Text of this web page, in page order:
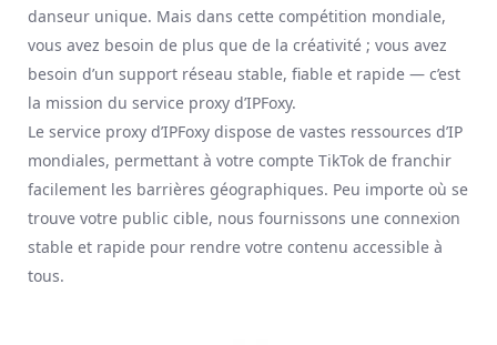
danseur unique. Mais dans cette compétition mondiale,
vous avez besoin de plus que de la créativité ; vous avez
besoin d’un support réseau stable, fiable et rapide — c’est
la mission du service proxy d’IPFoxy.
Le service proxy d’IPFoxy dispose de vastes ressources d’IP
mondiales, permettant à votre compte TikTok de franchir
facilement les barrières géographiques. Peu importe où se
trouve votre public cible, nous fournissons une connexion
stable et rapide pour rendre votre contenu accessible à
tous.